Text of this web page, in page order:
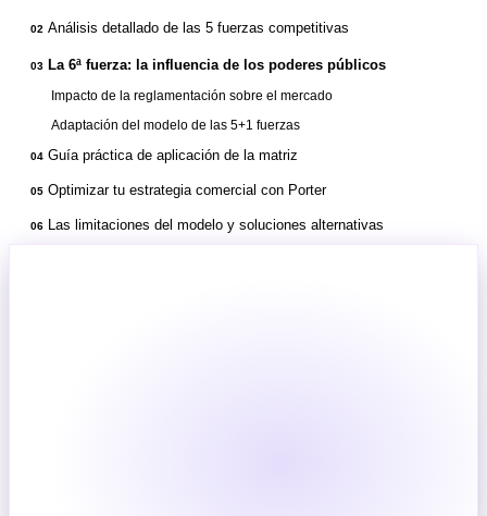
02 Análisis detallado de las 5 fuerzas competitivas
03 La 6ª fuerza: la influencia de los poderes públicos
Impacto de la reglamentación sobre el mercado
Adaptación del modelo de las 5+1 fuerzas
04 Guía práctica de aplicación de la matriz
05 Optimizar tu estrategia comercial con Porter
06 Las limitaciones del modelo y soluciones alternativas